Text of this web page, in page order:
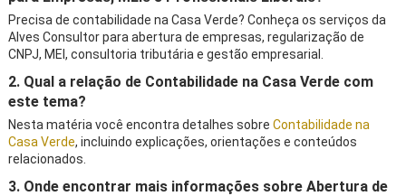
Precisa de contabilidade na Casa Verde? Conheça os serviços da
Alves Consultor para abertura de empresas, regularização de
CNPJ, MEI, consultoria tributária e gestão empresarial.
2. Qual a relação de Contabilidade na Casa Verde com
este tema?
Nesta matéria você encontra detalhes sobre Contabilidade na
Casa Verde, incluindo explicações, orientações e conteúdos
relacionados.
3. Onde encontrar mais informações sobre Abertura de